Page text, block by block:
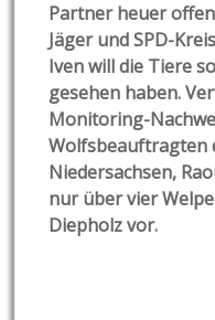
Partner heuer
Jäger und SPD-
Iven will die Tiere
gesehen haben.
Monitoring-
Wolfsbeauftragten
Niedersachsen,
nur über vier
Diepholz vor.